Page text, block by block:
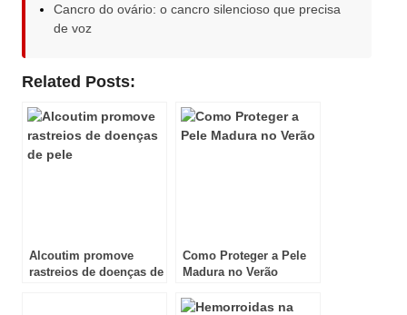
Cancro do ovário: o cancro silencioso que precisa
de voz
Related Posts:
Alcoutim promove
rastreios de doenças de
Como Proteger a Pele
Madura no Verão